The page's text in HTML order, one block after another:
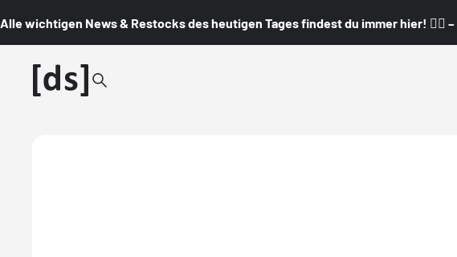
Alle wichtigen News & Restocks des heutigen Tages findest du immer hier! 👇🏼 –